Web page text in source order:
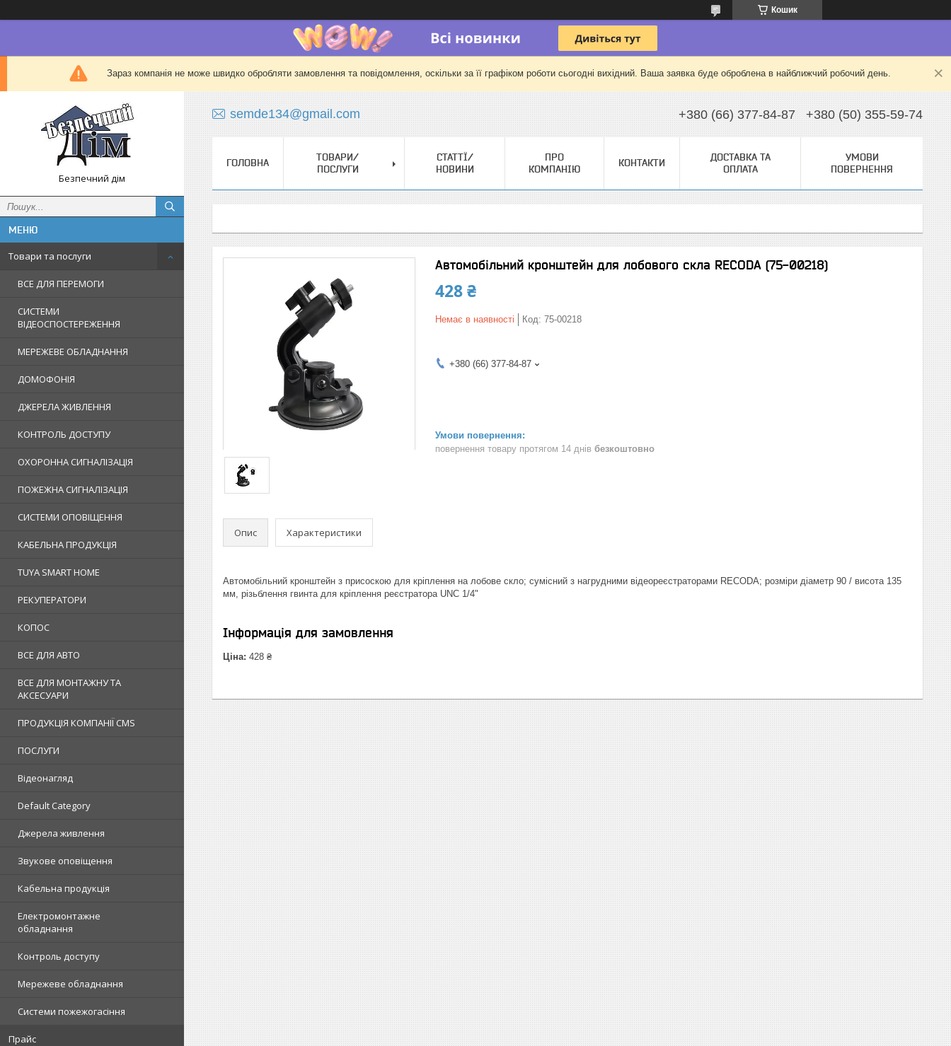
Кошик
Зараз компанія не може швидко обробляти замовлення та повідомлення, оскільки за її графіком роботи сьогодні вихідний. Ваша заявка буде оброблена в найближчий робочий день.
Безпечний дім
Товари та послуги
ВСЕ ДЛЯ ПЕРЕМОГИ
СИСТЕМИ
ВІДЕОСПОСТЕРЕЖЕННЯ
МЕРЕЖЕВЕ ОБЛАДНАННЯ
ДОМОФОНІЯ
ДЖЕРЕЛА ЖИВЛЕННЯ
КОНТРОЛЬ ДОСТУПУ
ОХОРОННА СИГНАЛІЗАЦІЯ
ПОЖЕЖНА СИГНАЛІЗАЦІЯ
СИСТЕМИ ОПОВІЩЕННЯ
КАБЕЛЬНА ПРОДУКЦІЯ
TUYA SMART HOME
РЕКУПЕРАТОРИ
КОПОС
ВСЕ ДЛЯ АВТО
ВСЕ ДЛЯ МОНТАЖНУ ТА
АКСЕСУАРИ
ПРОДУКЦІЯ КОМПАНІЇ CMS
ПОСЛУГИ
Відеонагляд
Default Category
Джерела живлення
Звукове оповіщення
Кабельна продукція
Електромонтажне
обладнання
Контроль доступу
Мережеве обладнання
Системи пожежогасіння
Прайс
semde134@gmail.com +380 (66) 377-84-87 +380 (50) 355-59-74
ГОЛОВНА
ТОВАРИ/
ПОСЛУГИ
СТАТТЇ/
НОВИНИ
ПРО
КОМПАНІЮ
КОНТАКТИ
ДОСТАВКА ТА
ОПЛАТА
УМОВИ
ПОВЕРНЕННЯ
Автомобільний кронштейн для лобового скла RECODA (75-00218)
428 ₴
Немає в наявності Код: 75-00218
+380 (66) 377-84-87
повернення товару протягом 14 днів безкоштовно
Опис Характеристики
Автомобільний кронштейн з присоскою для кріплення на лобове скло; сумісний з нагрудними відеореєстраторами RECODA; розміри діаметр 90 / висота 135
мм, різьблення гвинта для кріплення реєстратора UNC 1/4"
Інформація для замовлення
Ціна: 428 ₴